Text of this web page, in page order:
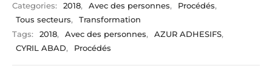
Categories: 2018, Avec des personnes, Procédés,
Tous secteurs,
Transformation
Tags:
2018, Avec des personnes, AZUR ADHESIFS,
CYRIL ABAD, Procédés